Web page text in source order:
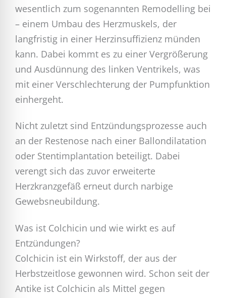
wesentlich zum sogenannten Remodelling bei
– einem Umbau des Herzmuskels, der
langfristig in einer Herzinsuffizienz münden
kann. Dabei kommt es zu einer Vergrößerung
und Ausdünnung des linken Ventrikels, was
mit einer Verschlechterung der Pumpfunktion
einhergeht.
Nicht zuletzt sind Entzündungsprozesse auch
an der Restenose nach einer Ballondilatation
oder Stentimplantation beteiligt. Dabei
verengt sich das zuvor erweiterte
Herzkranzgefäß erneut durch narbige
Gewebsneubildung.
Was ist Colchicin und wie wirkt es auf
Entzündungen?
Colchicin ist ein Wirkstoff, der aus der
Herbstzeitlose gewonnen wird. Schon seit der
Antike ist Colchicin als Mittel gegen